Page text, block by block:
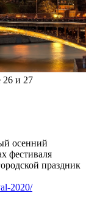
и 27
осенний
фестиваля
праздник
2020/